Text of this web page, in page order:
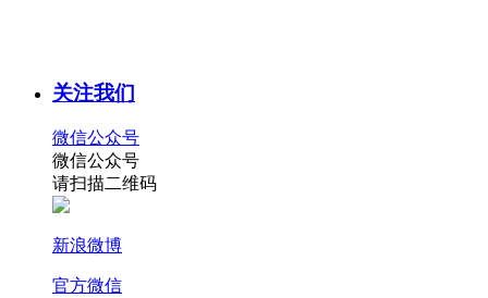
关注我们
微信公众号
微信公众号
请扫描二维码
新浪微博
官方微信